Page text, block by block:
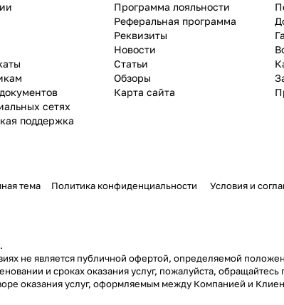
сетях
поддержка
Программа лояльности
Реферальная программа
Реквизиты
Новости
Статьи
Обзоры
Карта сайта
тема Политика конфиденциальности Условия и
не является публичной офертой, определяемой
и сроках оказания услуг, пожалуйста, обращайтесь
оказания услуг, оформляемым между Компанией и